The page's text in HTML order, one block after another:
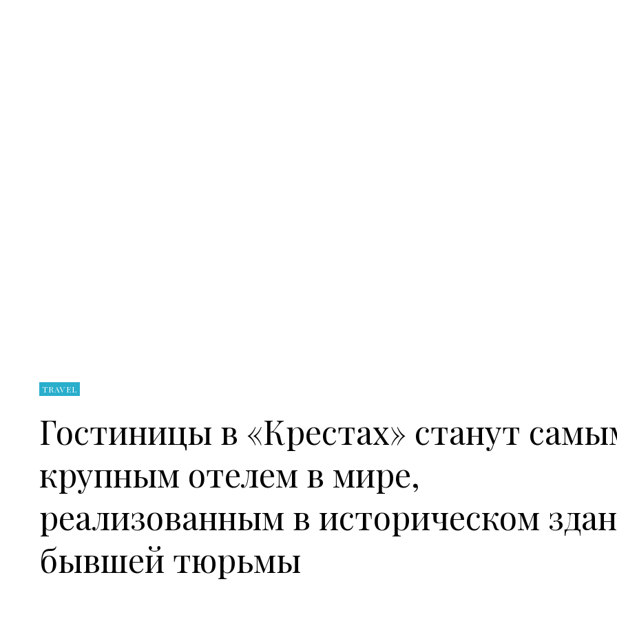
TRAVEL
Гостиницы в «Крестах» станут
крупным отелем в мире,
реализованным в историческом
бывшей тюрьмы